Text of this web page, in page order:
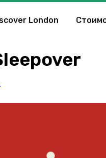
London